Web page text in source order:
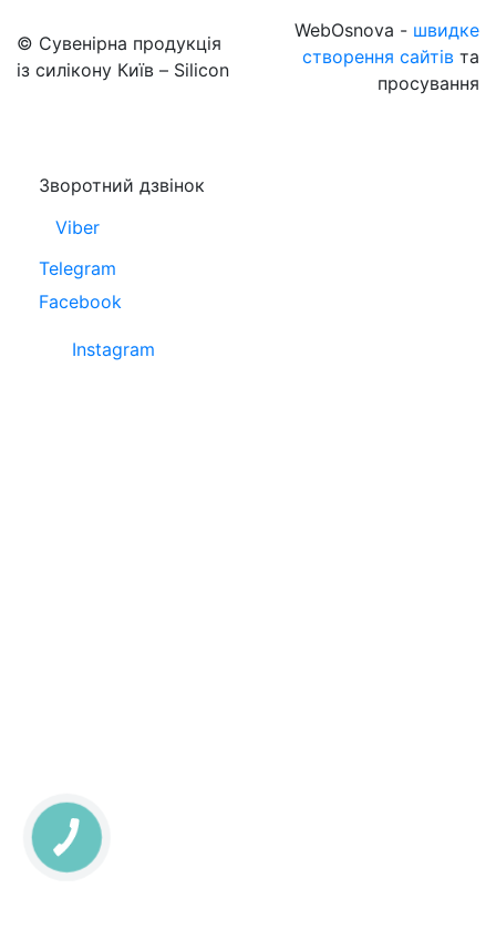
© Сувенірна продукція
із силікону Київ – Silicon
WebOsnova - швидке
створення сайтів та
просування
Зворотний дзвінок
Viber
Telegram
Facebook
Instagram